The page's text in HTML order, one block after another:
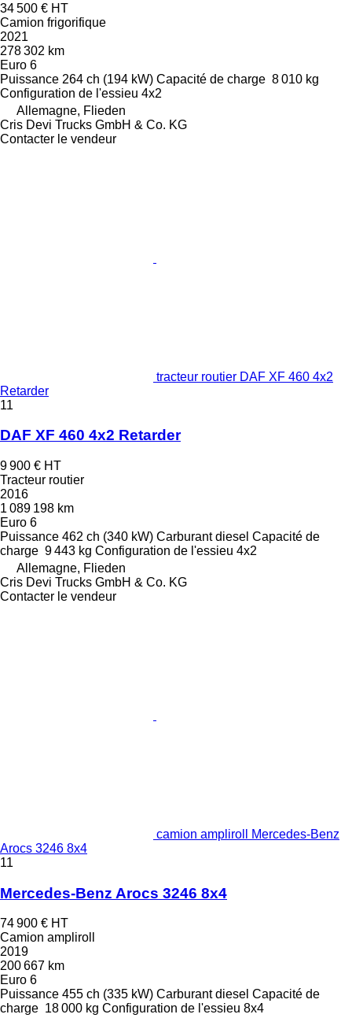
34 500 € HT
Camion frigorifique
2021
278 302 km
Euro 6
Puissance 264 ch (194 kW) Capacité de charge 8 010 kg
Configuration de l'essieu 4x2
Allemagne, Flieden
Cris Devi Trucks GmbH & Co. KG
Contacter le vendeur
tracteur routier DAF XF 460 4x2
Retarder
11
DAF XF 460 4x2 Retarder
9 900 € HT
Tracteur routier
2016
1 089 198 km
Euro 6
Puissance 462 ch (340 kW) Carburant diesel Capacité de
charge 9 443 kg Configuration de l'essieu 4x2
Allemagne, Flieden
Cris Devi Trucks GmbH & Co. KG
Contacter le vendeur
camion ampliroll Mercedes-Benz
Arocs 3246 8x4
11
Mercedes-Benz Arocs 3246 8x4
74 900 € HT
Camion ampliroll
2019
200 667 km
Euro 6
Puissance 455 ch (335 kW) Carburant diesel Capacité de
charge 18 000 kg Configuration de l'essieu 8x4